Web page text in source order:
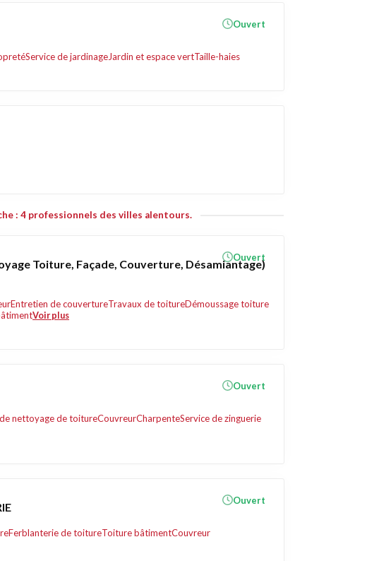
Service de jardinageJardin et espace vertTaille-haies
Ouvert
: 4 professionnels des villes alentours.
Toiture, Façade, Couverture, Désamiantage)
Entretien de couvertureTravaux de toitureDémoussage toiture
Voir plus
Ouvert
nettoyage de toitureCouvreurCharpenteService de zinguerie
Ouvert
Ferblanterie de toitureToiture bâtimentCouvreur
Ouvert